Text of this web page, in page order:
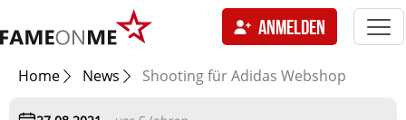
ANMELDEN
Home News Shooting für Adidas Webshop